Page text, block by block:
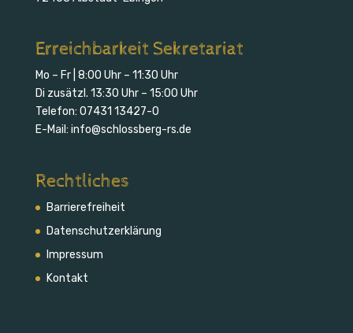
Erreichbarkeit Sekretariat
Mo – Fr | 8:00 Uhr – 11:30 Uhr
Di zusätzl. 13:30 Uhr – 15:00 Uhr
Telefon: 07431 13427-0
E-Mail: info@schlossberg-rs.de
Rechtliches
Barrierefreiheit
Daten­schutz­erklärung
Impressum
Kontakt